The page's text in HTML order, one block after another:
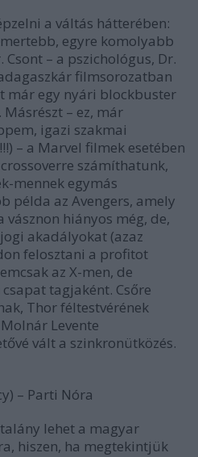
a váltás hátterében:
egyre komolyabb
– a pszichológus, Dr.
filmsorozatban
már egy nyári blockbuster
– ez, már
igazi szakmai
– a Marvel filmek esetében
számíthatunk,
mennek egymás
példa az Avengers, amely
hiányos még, de,
akadályokat (azaz
felosztani a profitot
az X-men, de
tagjaként. Csőre
Thor féltestvérének
Levente
vált a szinkronütközés.
– Parti Nóra
lehet a magyar
hiszen, ha megtekintjük